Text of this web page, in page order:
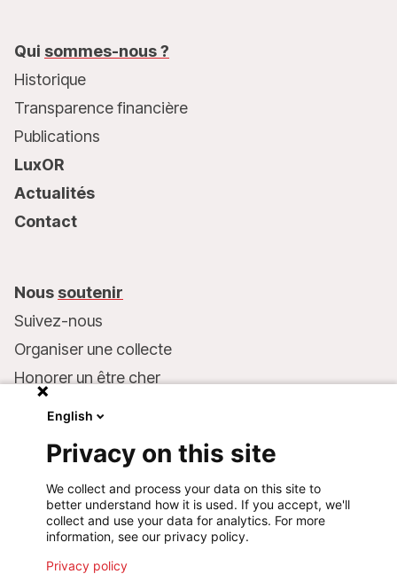
Qui sommes-nous ?
Historique
Transparence financière
Publications
LuxOR
Actualités
Contact
Nous soutenir
Suivez-nous
Organiser une collecte
Honorer un être cher
Faire un don
Coordonnées bancaires :
LU75 1111 0000 4848 0000
Comportement responsable
English
Privacy on this site
We collect and process your data on this site to
better understand how it is used. If you accept, we'll
collect and use your data for analytics. For more
information, see our privacy policy.
Privacy policy